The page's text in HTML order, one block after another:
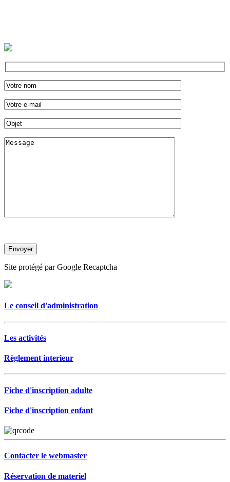
Site protégé par Google Recaptcha
Le conseil d'administration
Les activités
Règlement interieur
Fiche d'inscription adulte
Fiche d'inscription enfant
Contacter le webmaster
Réservation de materiel